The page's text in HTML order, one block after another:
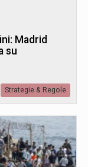
Madrid
su
Strategie & Regole